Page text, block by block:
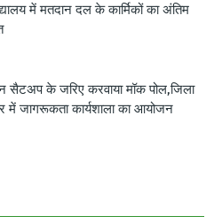
में मतदान दल के कार्मिकों का अंतिम
सैटअप के जरिए करवाया मॉक पोल,जिला
में जागरूकता कार्यशाला का आयोजन